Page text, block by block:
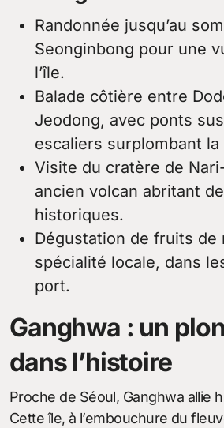
Randonnée jusqu’au
Seonginbong pour une
l’île.
Balade côtière entre
Jeodong, avec ponts
escaliers surplombant la
Visite du cratère de
ancien volcan abritant
historiques.
Dégustation de fruits de
spécialité locale, dans
port.
Ganghwa : un
dans l’histoire
Proche de Séoul, Ganghwa allie
Cette île, à l’embouchure du